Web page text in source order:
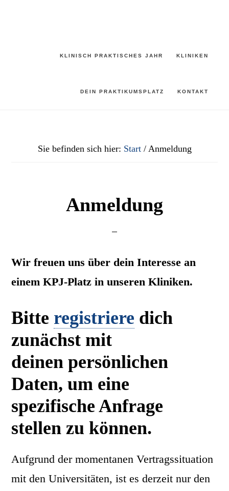
KLINISCH PRAKTISCHES JAHR KLINIKEN
DEIN PRAKTIKUMSPLATZ KONTAKT
Sie befinden sich hier: Start /Anmeldung
Anmeldung
Wir freuen uns über dein Interesse an
einem KPJ-Platz in unseren Kliniken.
Bitte registriere dich
zunächst mit
deinen persönlichen
Daten, um eine
spezifische Anfrage
stellen zu können.
Aufgrund der momentanen Vertragssituation
mit den Universitäten, ist es derzeit nur den